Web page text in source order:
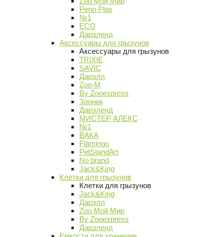
Penn Plax
№1
ECO
Дарэленд
Аксессуары для грызунов
Аксессуары для грызунов
TRIXIE
SAVIC
Дарэлл
Zoo-M
By Zooexpress
Зооник
Дарэленд
МИСТЕР АЛЕКС
№1
ВАКА
Flamingo
PetStandArt
No brand
Jack&King
Клетки для грызунов
Клетки для грызунов
Jack&King
Дарэлл
Zoo Мой Мир
By Zooexpress
Дарэленд